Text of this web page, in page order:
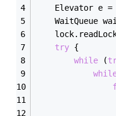
    Elevator e =
WaitQueue
    lock.read
try {
while (